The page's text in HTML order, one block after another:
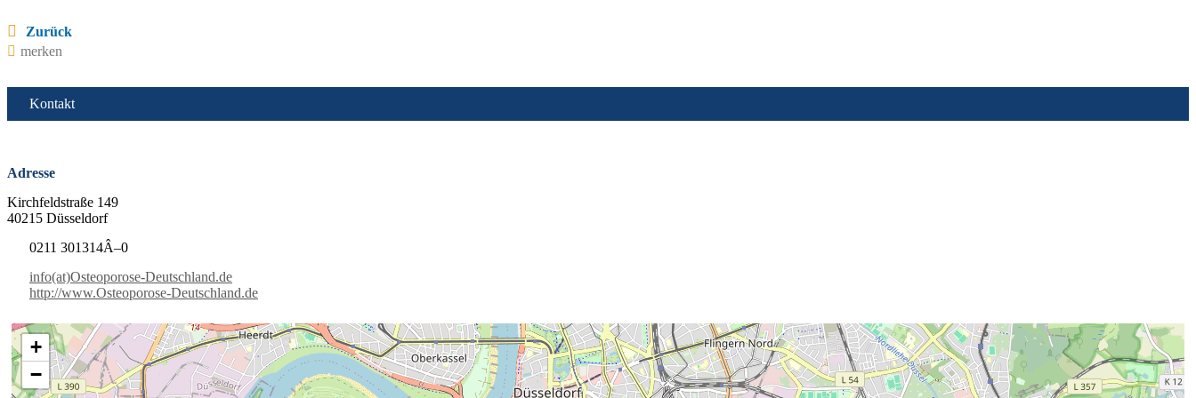
Zurück
merken
Kontakt
Adresse
Kirchfeldstraße 149
40215 Düsseldorf
0211 301314Â–0
info(at)Osteoporose-Deutschland.de
http://www.Osteoporose-Deutschland.de
+
−